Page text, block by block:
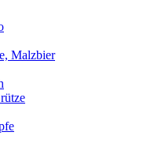
Malzbier